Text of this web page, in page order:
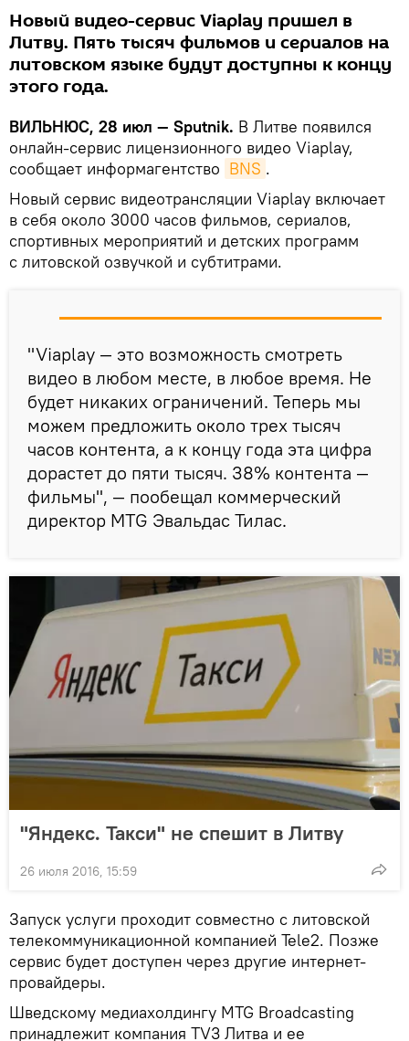
Новый видео-сервис Viaplay пришел в
Литву. Пять тысяч фильмов и сериалов на
литовском языке будут доступны к концу
этого года.
ВИЛЬНЮС, 28 июл — Sputnik. В Литве появился
онлайн-сервис лицензионного видео Viaplay,
сообщает информагентство BNS .
Новый сервис видеотрансляции Viaplay включает
в себя около 3000 часов фильмов, сериалов,
спортивных мероприятий и детских программ
с литовской озвучкой и субтитрами.
"Viaplay — это возможность смотреть
видео в любом месте, в любое время. Не
будет никаких ограничений. Теперь мы
можем предложить около трех тысяч
часов контента, а к концу года эта цифра
дорастет до пяти тысяч. 38% контента —
фильмы", — пообещал коммерческий
директор MTG Эвальдас Тилас.
"Яндекс. Такси" не спешит в Литву
26 июля 2016, 15:59
Запуск услуги проходит совместно с литовской
телекоммуникационной компанией Tele2. Позже
сервис будет доступен через другие интернет-
провайдеры.
Шведскому медиахолдингу MTG Broadcasting
принадлежит компания TV3 Литва и ее